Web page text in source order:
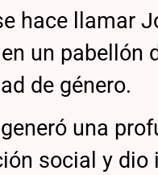
hace llamar
un pabellón
de género.
una
social y dio